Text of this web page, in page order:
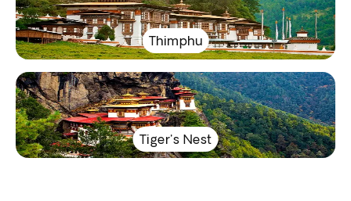
Thimphu
Tiger's Nest